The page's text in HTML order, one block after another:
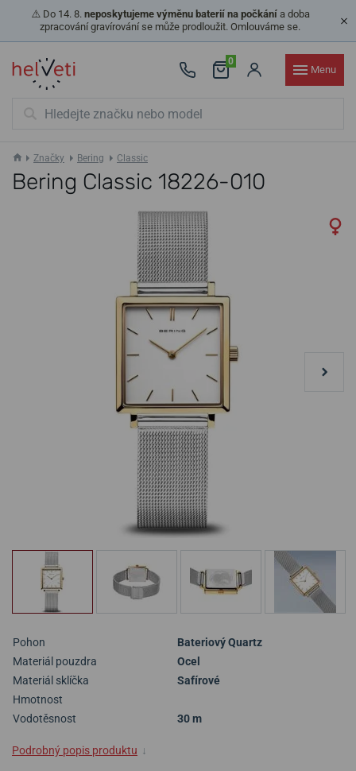
⚠️ Do 14. 8. neposkytujeme výměnu baterií na počkánía doba
zpracování gravírování se může prodloužit. Omlouváme se.
0
Menu
Značky Bering Classic
Bering Classic 18226-010
Pohon
Bateriový Quartz
Materiál pouzdra
Ocel
Materiál sklíčka
Safírové
Hmotnost
Vodotěsnost
30 m
Podrobný popis produktu ↓